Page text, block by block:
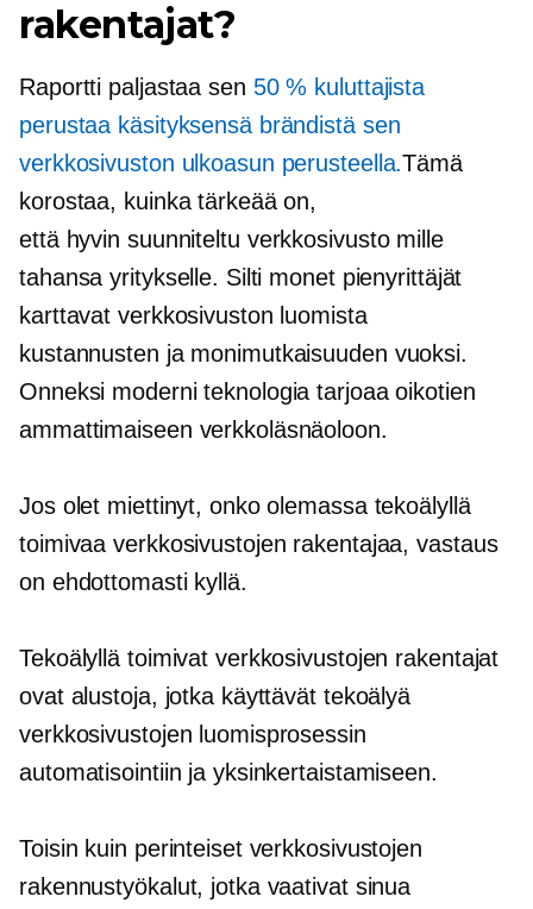
rakentajat?
Raportti paljastaa sen 50 % kuluttajista
perustaa käsityksensä brändistä sen
verkkosivuston ulkoasun perusteella.Tämä
korostaa, kuinka tärkeää on,
että hyvin suunniteltu verkkosivusto mille
tahansa yritykselle. Silti monet pienyrittäjät
karttavat verkkosivuston luomista
kustannusten ja monimutkaisuuden vuoksi.
Onneksi moderni teknologia tarjoaa oikotien
ammattimaiseen verkkoläsnäoloon.
Jos olet miettinyt, onko olemassa tekoälyllä
toimivaa verkkosivustojen rakentajaa, vastaus
on ehdottomasti kyllä.
Tekoälyllä toimivat verkkosivustojen rakentajat
ovat alustoja, jotka käyttävät tekoälyä
verkkosivustojen luomisprosessin
automatisointiin ja yksinkertaistamiseen.
Toisin kuin perinteiset verkkosivustojen
rakennustyökalut, jotka vaativat sinua